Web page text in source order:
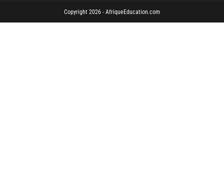
Copyright 2026 - AfriqueEducation.com